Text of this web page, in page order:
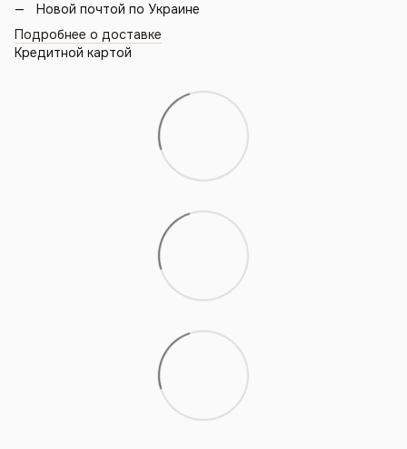
Новой почтой по Украине
Подробнее о доставке
Кредитной картой